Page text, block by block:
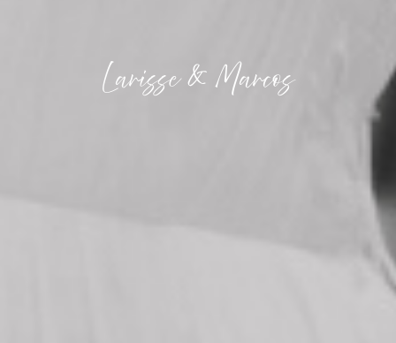
Larisse & Marcos